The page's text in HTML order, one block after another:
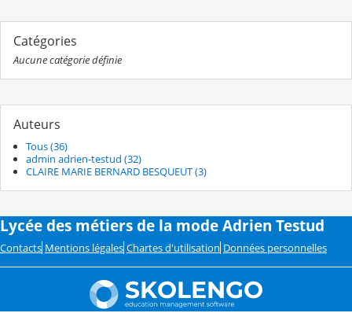
Catégories
Aucune catégorie définie
Auteurs
Tous (36)
admin adrien-testud (32)
CLAIRE MARIE BERNARD BESQUEUT (3)
Lycée des métiers de la mode Adrien Testud
Contacts Mentions légales Chartes d'utilisation Données personnelles